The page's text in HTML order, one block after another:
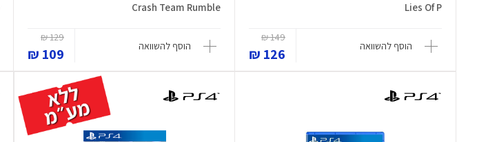
Lies Of P
הוסף להשוואה
149 ₪
126 ₪
Crash Team Rumble
הוסף להשוואה
129 ₪
109 ₪